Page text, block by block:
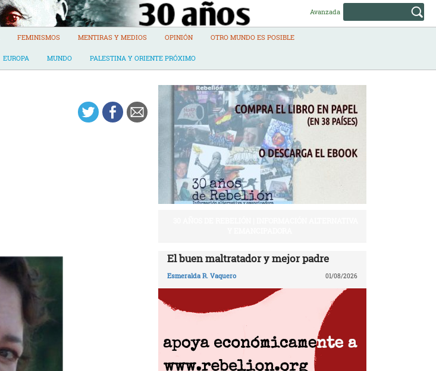
Avanzada
FEMINISMOS MENTIRAS Y MEDIOS OPINIÓN OTRO MUNDO ES POSIBLE
EUROPA MUNDO PALESTINA Y ORIENTE PRÓXIMO
El buen maltratador y mejor padre
Esmeralda R. Vaquero 01/08/2026